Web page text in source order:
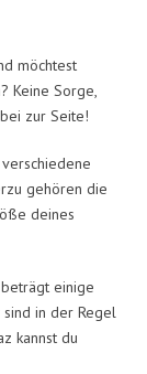
möchtest
Keine Sorge,
zur Seite!
gehören die
deines
einige
in der Regel
kannst du